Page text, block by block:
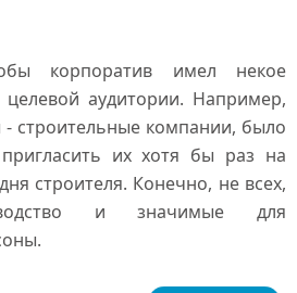
корпоратив имел некое
аудитории. Например,
строительные компании, было
их хотя бы раз на
строителя. Конечно, не всех,
и значимые для